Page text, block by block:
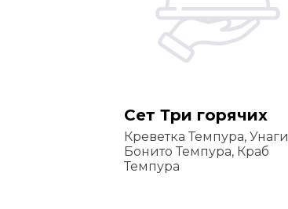
Сет Три горячих
Креветка Темпура, Унаги
Бонито Темпура, Краб
Темпура